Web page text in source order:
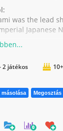
was the lead
Japanese
2 játékos
Megosztás
0